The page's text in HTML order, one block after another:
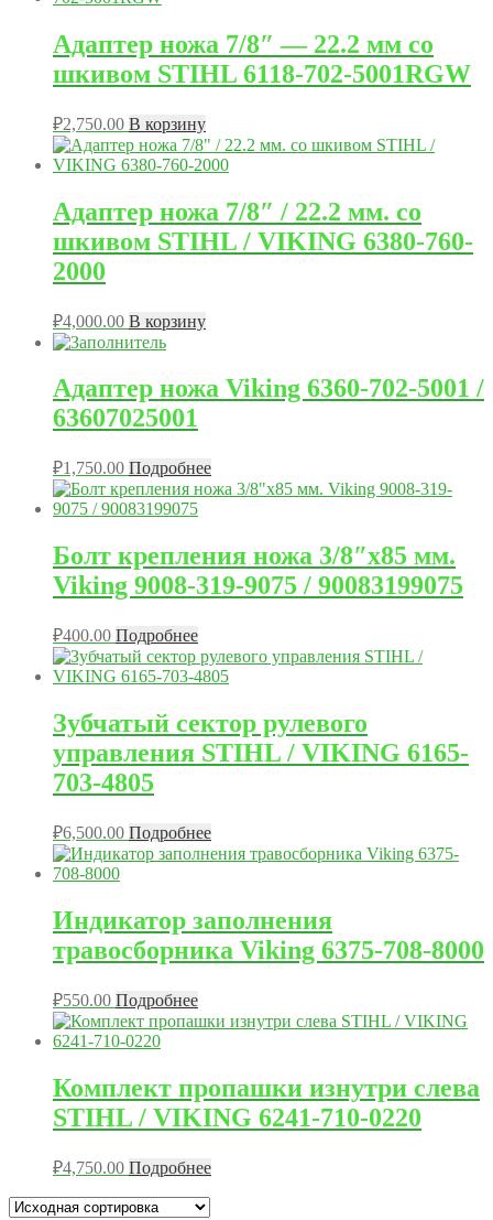
Адаптер ножа 7/8″ — 22.2 мм со
шкивом STIHL 6118-702-5001RGW
₽2,750.00 В корзину
Адаптер ножа 7/8″ / 22.2 мм. со
шкивом STIHL / VIKING 6380-760-
2000
₽4,000.00 В корзину
Адаптер ножа Viking 6360-702-5001 /
63607025001
₽1,750.00 Подробнее
Болт крепления ножа 3/8″x85 мм.
Viking 9008-319-9075 / 90083199075
₽400.00 Подробнее
Зубчатый сектор рулевого
управления STIHL / VIKING 6165-
703-4805
₽6,500.00 Подробнее
Индикатор заполнения
травосборника Viking 6375-708-8000
₽550.00 Подробнее
Комплект пропашки изнутри слева
STIHL / VIKING 6241-710-0220
₽4,750.00 Подробнее